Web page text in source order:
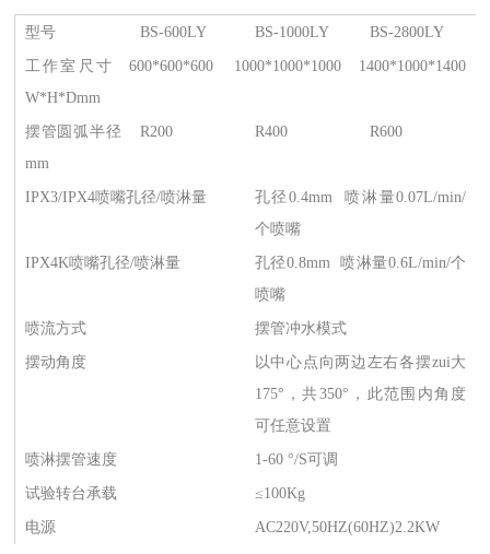
型号 BS-600LY BS-1000LY BS-2800LY
工作室尺寸
W*H*Dmm
600*600*600 1000*1000*1000 1400*1000*1400
摆管圆弧半径
mm
R200 R400 R600
IPX3/IPX4喷嘴孔径/喷淋量
孔径0.4mm 喷淋量0.07L/min/
个喷嘴
IPX4K喷嘴孔径/喷淋量
孔径0.8mm 喷淋量0.6L/min/个
喷嘴
喷流方式 摆管冲水模式
摆动角度
以中心点向两边左右各摆zui大
175°，共350°，此范围内角度
可任意设置
喷淋摆管速度 1-60 °/S可调
试验转台承载 ≤100Kg
电源 AC220V,50HZ(60HZ)2.2KW